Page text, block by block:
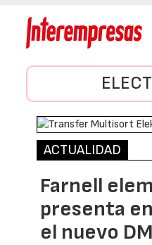
ACTUALIDAD
Farnell
presenta
el nuevo